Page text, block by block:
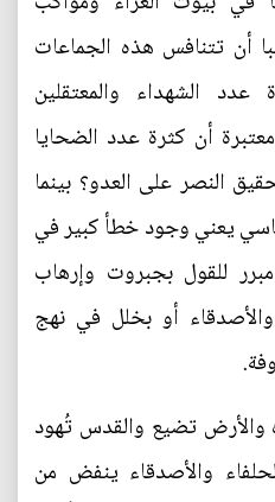
أن تتنافس هذه الجماعات
الشهداء والمعتقلين
أن كثرة عدد الضحايا
النصر على العدو؟ بينما
يعني وجود خطأ كبير في
مبرر للقول بجبروت وإرهاب
أو بخلل في نهج
والأرض تضيع والقدس تُهود
والأصدقاء ينفض من